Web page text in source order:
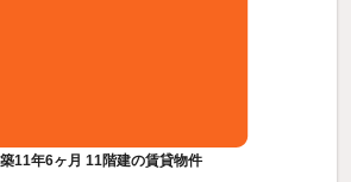
11年6ヶ月 11階建の賃貸物件